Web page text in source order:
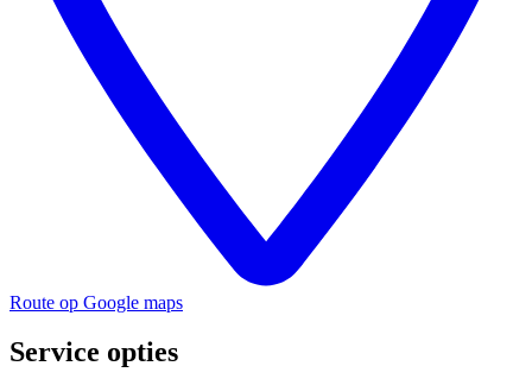
Route op Google maps
Service opties